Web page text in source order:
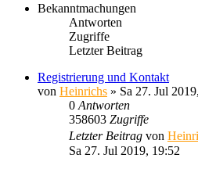
Bekanntmachungen
Antworten
Zugriffe
Letzter Beitrag
Registrierung und Kontakt
von Heinrichs » Sa 27. Jul
0 Antworten
358603 Zugriffe
Letzter Beitrag von
Sa 27. Jul 2019, 19:52